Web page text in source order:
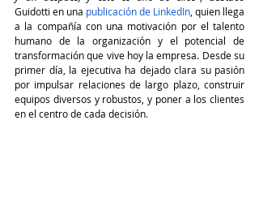
Guidotti en una publicación de LinkedIn , quien llega
a la compañía con una motivación por el talento
humano de la organización y el potencial de
transformación que vive hoy la empresa. Desde su
primer día, la ejecutiva ha dejado clara su pasión
por impulsar relaciones de largo plazo, construir
equipos diversos y robustos, y poner a los clientes
en el centro de cada decisión.